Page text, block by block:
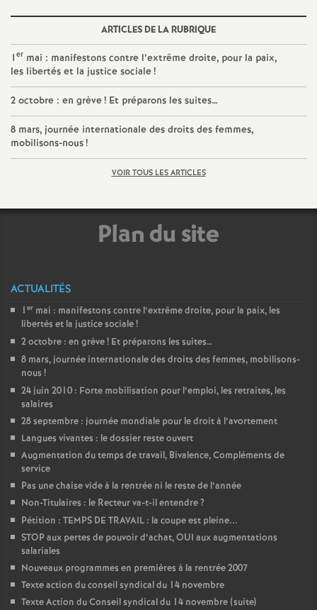
g
r
é
O
r
l
n
T
o
u
r
s
ARTICLES DE LA RUBRIQUE
1er mai : manifestons contre l’extrême droite, pour la paix,
les libertés et la justice sociale!
2 octobre : en grève! Et préparons les suites…
8 mars, journée internationale des droits des femmes,
mobilisons-nous!
VOIR TOUS LES ARTICLES
Plan du site
ACTUALITÉS
1 er mai : manifestons contre l’extrême droite, pour la paix, les
libertés et la justice sociale!
2 octobre : en grève! Et préparons les suites…
8 mars, journée internationale des droits des femmes, mobilisons-
nous !
24 juin 2010 : Forte mobilisation pour l’emploi, les retraites, les
salaires
28 septembre : journée mondiale pour le droit à l’avortement
Langues vivantes : le dossier reste ouvert
Augmentation du temps de travail, Bivalence, Compléments de
service
Pas une chaise vide à la rentrée ni le reste de l’année
Non-Titulaires : le Recteur va-t-il entendre?
Pétition : TEMPS DE TRAVAIL : la coupe est pleine...
STOP aux pertes de pouvoir d’achat, OUI aux augmentations
salariales
Nouveaux programmes en premières à la rentrée 2007
Texte action du conseil syndical du 14 novembre
Texte Action du Conseil syndical du 14 novembre (suite)